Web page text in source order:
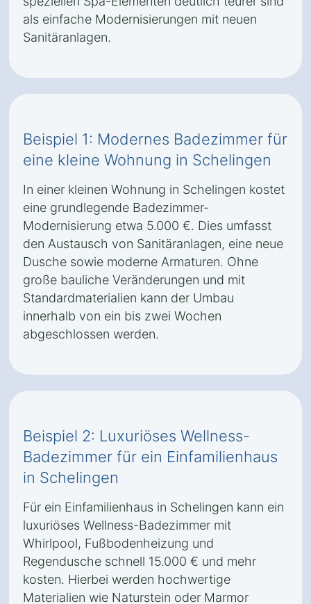
als einfache Modernisierungen mit neuen
Sanitäranlagen.
Beispiel 1: Modernes Badezimmer für
eine kleine Wohnung in Schelingen
In einer kleinen Wohnung in Schelingen kostet
eine grundlegende Badezimmer-
Modernisierung etwa 5.000 €. Dies umfasst
den Austausch von Sanitäranlagen, eine neue
Dusche sowie moderne Armaturen. Ohne
große bauliche Veränderungen und mit
Standardmaterialien kann der Umbau
innerhalb von ein bis zwei Wochen
abgeschlossen werden.
Beispiel 2: Luxuriöses Wellness-
Badezimmer für ein Einfamilienhaus
in Schelingen
Für ein Einfamilienhaus in Schelingen kann ein
luxuriöses Wellness-Badezimmer mit
Whirlpool, Fußbodenheizung und
Regendusche schnell 15.000 € und mehr
kosten. Hierbei werden hochwertige
Materialien wie Naturstein oder Marmor